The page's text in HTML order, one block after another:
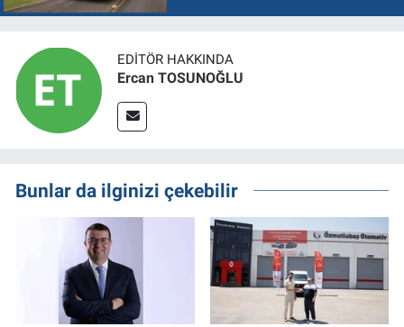
EDITÖR HAKKINDA
Ercan TOSUNOĞLU
Bunlar da ilginizi çekebilir